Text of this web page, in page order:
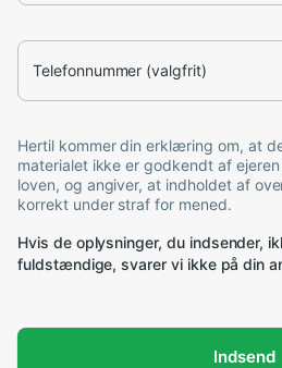
Telefonnummer (valgfrit)
Hertil kommer din erklæring om, at
materialet ikke er godkendt af
loven, og angiver, at indholdet af
korrekt under straf for mened.
Hvis de oplysninger, du indsender,
fuldstændige, svarer vi ikke på din
Indsend